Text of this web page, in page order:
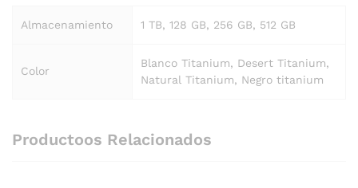
Almacenamiento 1 TB, 128 GB, 256 GB, 512 GB
Color
Blanco Titanium, Desert Titanium,
Natural Titanium, Negro titanium
Productoos Relacionados